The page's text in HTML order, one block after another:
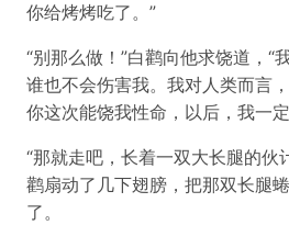
你给烤烤吃了。”
“别那么做！”白鹳向他求饶道，“
谁也不会伤害我。我对人类而言
你这次能饶我性命，以后，我一
“那就走吧，长着一双大长腿的伙
鹳扇动了几下翅膀，把那双长腿
了。